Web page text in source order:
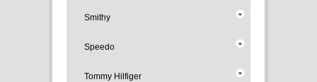
Smithy
Speedo
Tommy Hilfiger